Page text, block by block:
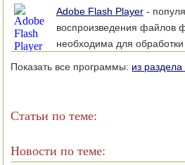
Adobe Flash Player-
воспроизведения файлов
необходима для
Показать все программы: из раздела
Статьи по теме:
Новости по теме: